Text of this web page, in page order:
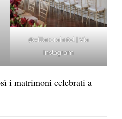
@villacorahotel | Via
Instagram
i matrimoni celebrati a